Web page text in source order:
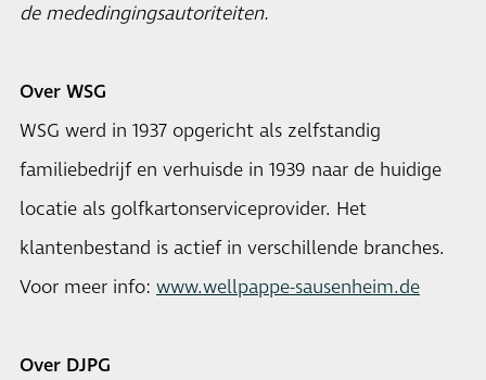
de mededingingsautoriteiten.
Over WSG
WSG werd in 1937 opgericht als zelfstandig
familiebedrijf en verhuisde in 1939 naar de huidige
locatie als golfkartonserviceprovider. Het
klantenbestand is actief in verschillende branches.
Voor meer info: www.wellpappe-sausenheim.de
Over DJPG